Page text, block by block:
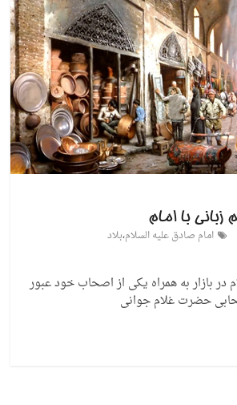
با امام
امام صادق علیه السلام،بلاد
در بازار به همراه یکی از اصحاب خود عبور
حضرت غلام جوانی